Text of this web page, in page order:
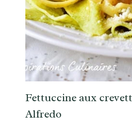
Fettuccine aux
Alfredo